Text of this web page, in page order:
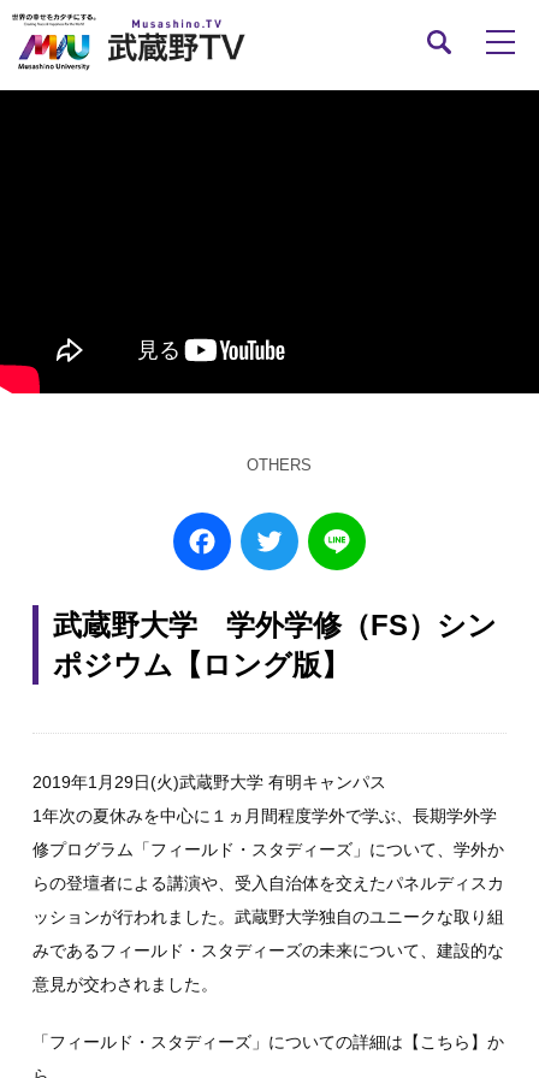
OTHERS
Facebook
Twitter
武蔵野大学 学外学修（FS）シン
ポジウム【ロング版】
2019年1月29日(火)武蔵野大学 有明キャンパス
1年次の夏休みを中心に１ヵ月間程度学外で学ぶ、長期学外学
修プログラム「フィールド・スタディーズ」について、学外か
らの登壇者による講演や、受入自治体を交えたパネルディスカ
ッションが行われました。武蔵野大学独自のユニークな取り組
みであるフィールド・スタディーズの未来について、建設的な
意見が交わされました。
「フィールド・スタディーズ」についての詳細は 【こちら】 か